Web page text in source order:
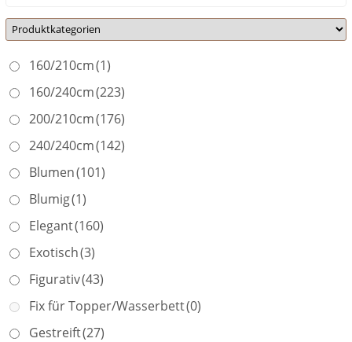
160/210cm(1)
160/240cm(223)
200/210cm(176)
240/240cm(142)
Blumen(101)
Blumig(1)
Elegant(160)
Exotisch(3)
Figurativ(43)
Fix für Topper/Wasserbett(0)
Gestreift(27)